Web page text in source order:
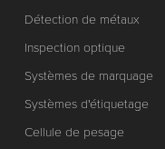
Détection de métaux
Inspection optique
Systèmes de marquage
Systèmes d'étiquetage
Cellule de pesage